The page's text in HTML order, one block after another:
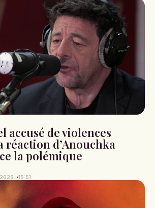
accusé de violences
réaction d’Anouchka
la polémique
15:51